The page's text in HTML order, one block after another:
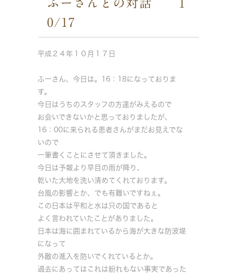
ふーさんとの対話 1
0/17
平成２４年１０月１７日
ふーさん、今日は。16：18になっておりま
す。
今日はうちのスタッフの方達がみえるので
お会いできないかと思っておりましたが、
16：00に来られる患者さんがまだお見えでな
いので
一筆書くことにさせて頂きました。
今日は予報より早目の雨が降り、
乾いた大地を洗い清めてくれております。
台風の影響とか、でも有難いですねぇ。
この日本は平和と水は只の国であると
よく言われていたことがありました。
日本は海に囲まれているから海が大きな防波堤
になって
外敵の進入を防いでくれているとか。
過去にあってはこれは紛れもない事実であった